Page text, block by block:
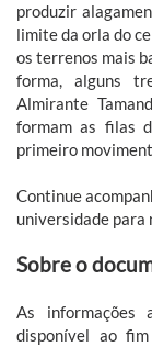
produzir
limite da orla do
os terrenos mais
forma, alguns
Almirante
formam as filas
primeiro
Continue
universidade para
Sobre o
As informações
disponível ao